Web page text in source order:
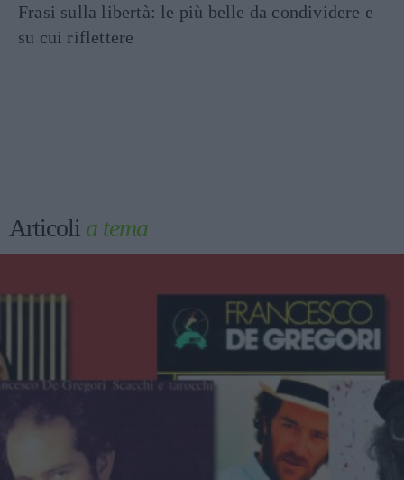
Frasi sulla libertà: le più belle da condividere e
su cui riflettere
Articoli a tema